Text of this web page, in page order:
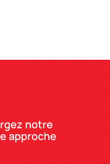
notre
approche